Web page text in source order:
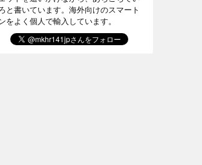
と書いています。海外向けのスマート
をよく個人で輸入しています。